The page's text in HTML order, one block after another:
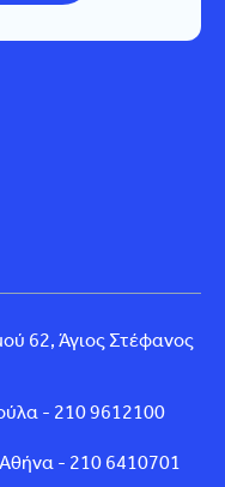
62, Άγιος Στέφανος
- 210 9612100
- 210 6410701